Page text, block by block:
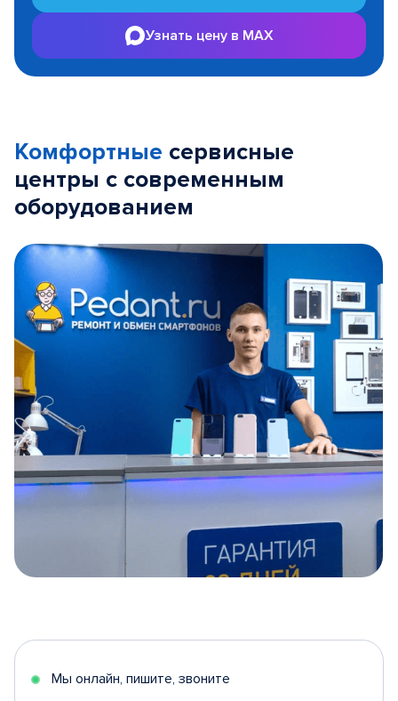
Узнать цену в MAX
Комфортные сервисные
центры с современным
оборудованием
5
Мы онлайн, пишите, звоните